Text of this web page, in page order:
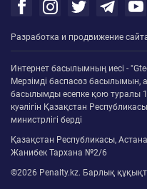
Разработка и продвижение
Интернет басылымның иесі -
Мерзімді баспасөз басылымын,
басылымды есепке қою туралы
куәлігін Қазақстан
министрлігі берді
Қазақстан Республикасы,
Жанибек Тархана №2/6
©2026 Penalty.kz. Барлық